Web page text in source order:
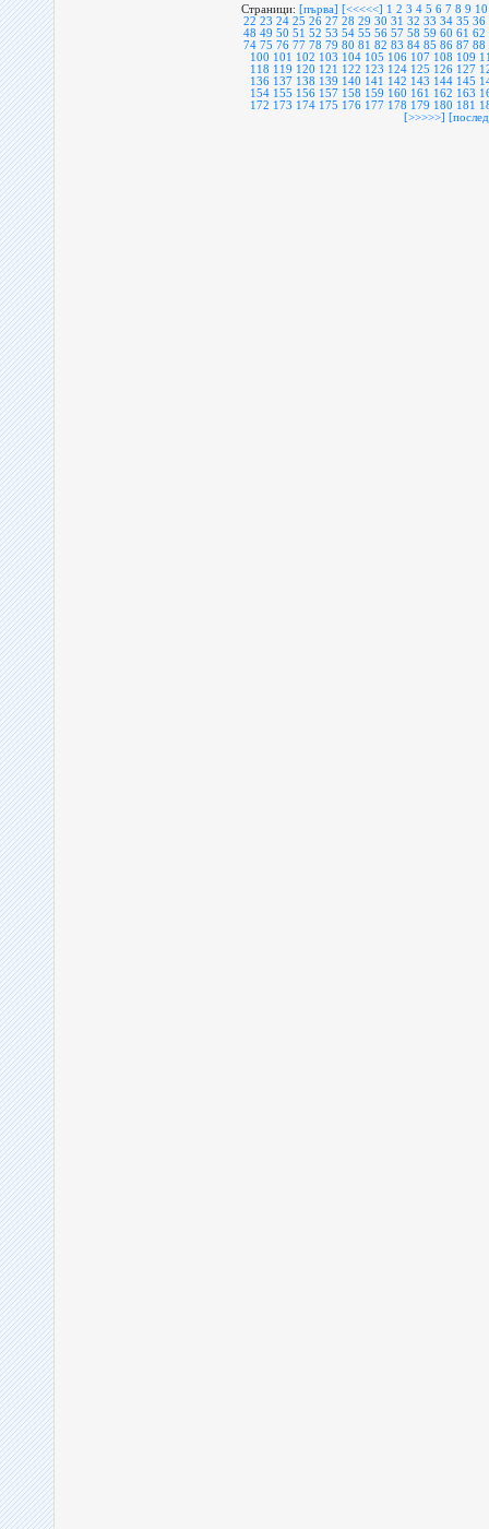
Страници: [първа] [<<<<<] 1 2 3 4 5 6 7 8 9 10
22 23 24 25 26 27 28 29 30 31 32 33 34 35 36
48 49 50 51 52 53 54 55 56 57 58 59 60 61 62
74 75 76 77 78 79 80 81 82 83 84 85 86 87 88
100 101 102 103 104 105 106 107 108 109
118 119 120 121 122 123 124 125 126 127
136 137 138 139 140 141 142 143 144 145
154 155 156 157 158 159 160 161 162 163
172 173 174 175 176 177 178 179 180 181
[>>>>>]